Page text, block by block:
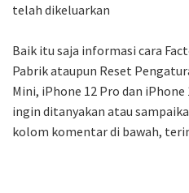
telah dikeluarkan
Baik itu saja informasi cara
Pabrik ataupun Reset
Mini, iPhone 12 Pro dan iPhone
ingin ditanyakan atau
kolom komentar di bawah,